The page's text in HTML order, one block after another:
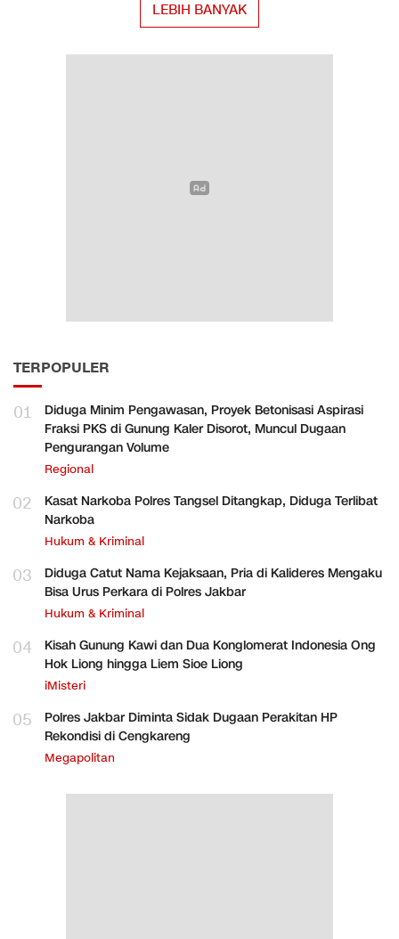
LEBIH BANYAK
TERPOPULER
01
Diduga Minim Pengawasan, Proyek Betonisasi Aspirasi
Fraksi PKS di Gunung Kaler Disorot, Muncul Dugaan
Pengurangan Volume
Regional
02
Kasat Narkoba Polres Tangsel Ditangkap, Diduga Terlibat
Narkoba
Hukum & Kriminal
03
Diduga Catut Nama Kejaksaan, Pria di Kalideres Mengaku
Bisa Urus Perkara di Polres Jakbar
Hukum & Kriminal
04
Kisah Gunung Kawi dan Dua Konglomerat Indonesia Ong
Hok Liong hingga Liem Sioe Liong
iMisteri
05
Polres Jakbar Diminta Sidak Dugaan Perakitan HP
Rekondisi di Cengkareng
Megapolitan